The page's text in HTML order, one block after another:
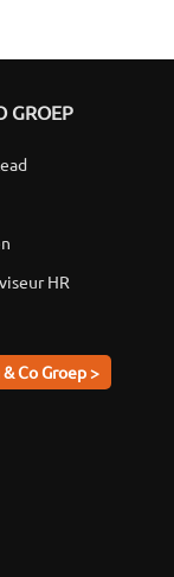
GROEP
HR
Co Groep >